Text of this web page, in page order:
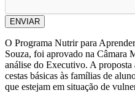
ENVIAR
O Programa Nutrir para
Souza, foi aprovado na Câmara
análise do Executivo. A
cestas básicas às famílias de
que estejam em situação de